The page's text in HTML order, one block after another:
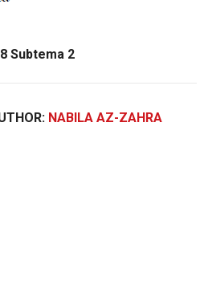
Subtema 2
NABILA AZ-ZAHRA